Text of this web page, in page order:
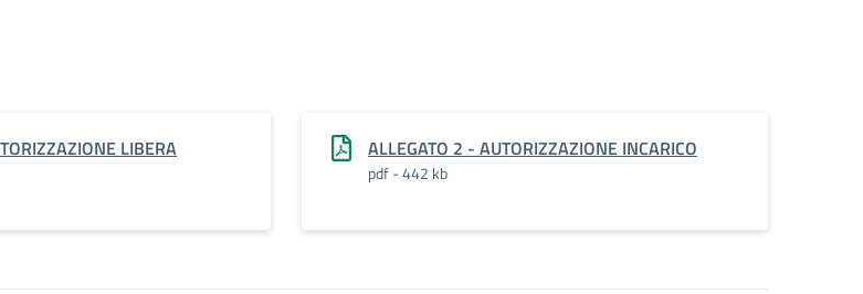
LIBERA
ALLEGATO 2 - AUTORIZZAZIONE INCARICO
pdf - 442 kb